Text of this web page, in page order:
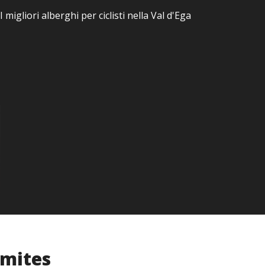
s
I migliori alberghi per ciclisti nella Val d'Ega
generale- Epircher